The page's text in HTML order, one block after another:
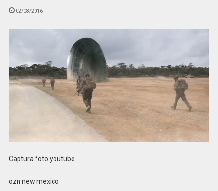
02/08/2016
Captura foto youtube
ozn new mexico